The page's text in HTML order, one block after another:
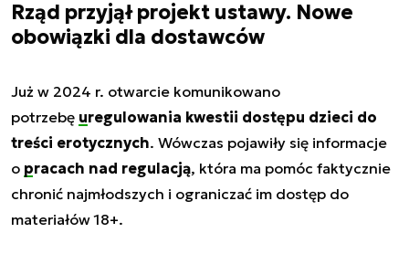
Rząd przyjął projekt ustawy. Nowe
obowiązki dla dostawców
Już w 2024 r. otwarcie komunikowano
potrzebę uregulowania kwestii dostępu dzieci do
treści erotycznych. Wówczas pojawiły się informacje
o pracach nad regulacją, która ma pomóc faktycznie
chronić najmłodszych i ograniczać im dostęp do
materiałów 18+.